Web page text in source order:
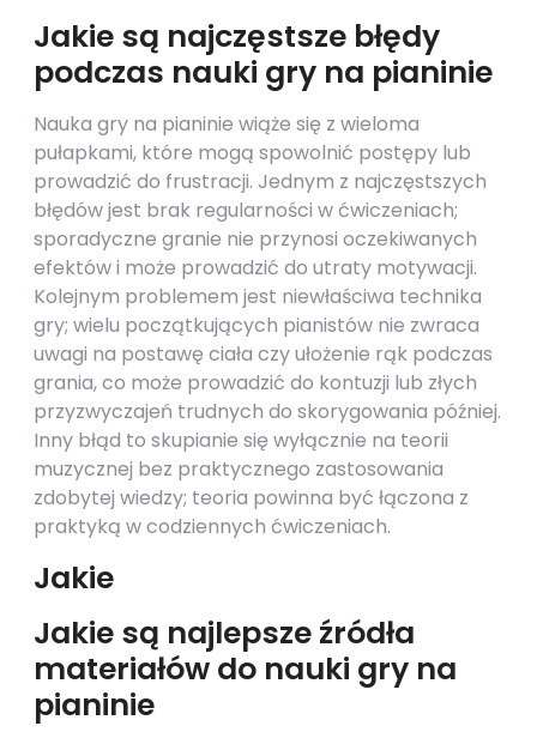
Jakie są najczęstsze błędy
podczas nauki gry na pianinie
Nauka gry na pianinie wiąże się z wieloma
pułapkami, które mogą spowolnić postępy lub
prowadzić do frustracji. Jednym z najczęstszych
błędów jest brak regularności w ćwiczeniach;
sporadyczne granie nie przynosi oczekiwanych
efektów i może prowadzić do utraty motywacji.
Kolejnym problemem jest niewłaściwa technika
gry; wielu początkujących pianistów nie zwraca
uwagi na postawę ciała czy ułożenie rąk podczas
grania, co może prowadzić do kontuzji lub złych
przyzwyczajeń trudnych do skorygowania później.
Inny błąd to skupianie się wyłącznie na teorii
muzycznej bez praktycznego zastosowania
zdobytej wiedzy; teoria powinna być łączona z
praktyką w codziennych ćwiczeniach.
Jakie
Jakie są najlepsze źródła
materiałów do nauki gry na
pianinie